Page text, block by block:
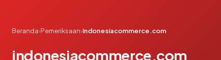
Beranda›Pemeriksaan›indonesiacommerce.com
indonesiacommerce.com